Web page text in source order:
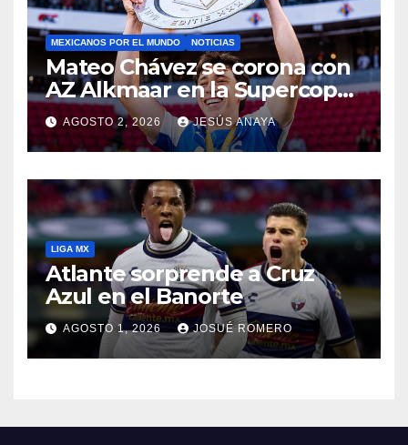
MEXICANOS POR EL MUNDO NOTICIAS
Mateo Chávez se corona con
AZ Alkmaar en la Supercopa
de Países Bajos
AGOSTO 2, 2026 JESÚS ANAYA
LIGA MX
Atlante sorprende a Cruz
Azul en el Banorte
AGOSTO 1, 2026 JOSUÉ ROMERO